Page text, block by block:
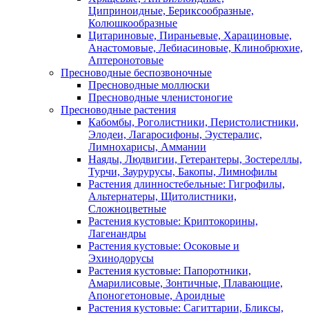
Циприноидные, Бериксообразные,
Колюшкообразные
Цитариновые, Пираньевые, Харациновые,
Анастомовые, Лебиасиновые, Клинобрюхие,
Аптеронотовые
Пресноводные беспозвоночные
Пресноводные моллюски
Пресноводные членистоногие
Пресноводные растения
Кабомбы, Роголистники, Перистолистники,
Элодеи, Лагаросифоны, Эустералис,
Лимнохарисы, Аммании
Наяды, Людвигии, Гетерантеры, Зостереллы,
Турчи, Заурурусы, Бакопы, Лимнофилы
Растения длинностебельные: Гигрофилы,
Альтернатеры, Щитолистники,
Сложноцветные
Растения кустовые: Криптокорины,
Лагенандры
Растения кустовые: Осоковые и
Эхинодорусы
Растения кустовые: Папоротники,
Амарилисовые, Зонтичные, Плавающие,
Апоногетоновые, Ароидные
Растения кустовые: Сагиттарии, Бликсы,